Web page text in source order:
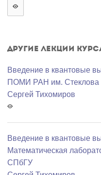
Другие лекции
Введение в квантовые
ПОМИ РАН им. Стеклова
Сергей Тихомиров
Введение в квантовые
Математичеcкая
СПбГУ